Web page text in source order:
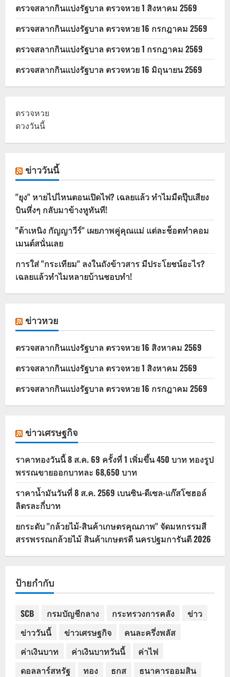
ตรวจสลากกินแบ่งรัฐบาล ตรวจหวย 1 สิงหาคม 2569
ตรวจสลากกินแบ่งรัฐบาล ตรวจหวย 16 กรกฎาคม 2569
ตรวจสลากกินแบ่งรัฐบาล ตรวจหวย 1 กรกฎาคม 2569
ตรวจสลากกินแบ่งรัฐบาล ตรวจหวย 16 มิถุนายน 2569
ตรวจหวย
ดวงวันนี้
ข่าววันนี้
"ยุง" หายไปไหนตอนเปิดไฟ? เฉลยแล้ว ทำไมมืดปุ๊บเสียง
บินหึ่งๆ กลับมาข้างหูทันที!
"ต้าเหนิง กัญญาวีร์" เผยภาพคู่คุณแม่ แต่ละช็อตทำคอม
เมนต์สนั่นเลย
การใส่ "กระเทียม" ลงในถังข้าวสาร มีประโยชน์อะไร?
เฉลยแล้วทำไมหลายบ้านชอบทำ!
ข่าวหวย
ตรวจสลากกินแบ่งรัฐบาล ตรวจหวย 16 สิงหาคม 2569
ตรวจสลากกินแบ่งรัฐบาล ตรวจหวย 1 สิงหาคม 2569
ตรวจสลากกินแบ่งรัฐบาล ตรวจหวย 16 กรกฎาคม 2569
ข่าวเศรษฐกิจ
ราคาทองวันนี้ 8 ส.ค. 69 ครั้งที่ 1 เพิ่มขึ้น 450 บาท ทองรูป
พรรณขายออกบาทละ 68,650 บาท
ราคาน้ำมันวันที่ 8 ส.ค. 2569 เบนซิน-ดีเซล-แก๊สโซฮอล์
ลิตรละกี่บาท
ยกระดับ "กล้วยไม้-สินค้าเกษตรคุณภาพ" จัดมหกรรมสี
สรรพรรณกล้วยไม้ สินค้าเกษตรดี นครปฐมการันตี 2026
ป้ายกำกับ
SCB กรมบัญชีกลาง กระทรวงการคลัง
ข่าว
ข่าววันนี้
ข่าวเศรษฐกิจ
คนละครึ่งพลัส
ค่าเงินบาท
ค่าเงินบาทวันนี้
ค่าไฟ
ดอลลาร์สหรัฐ
ทอง ธกส
ธนาคารออมสิน